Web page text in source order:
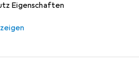
Eigenschaften